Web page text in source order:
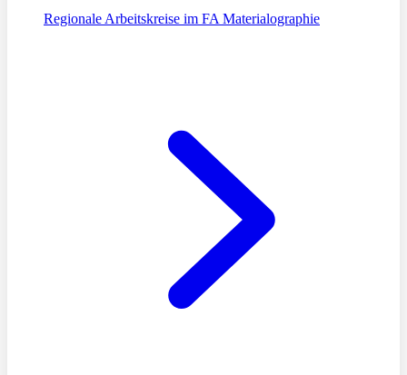
Regionale Arbeitskreise im FA Materialographie